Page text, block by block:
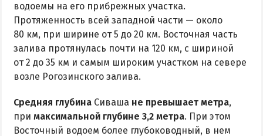
ПРОЕЗД
По Геническу и на косу
Такси по косе
Из Херсона
Из Запорожья
водоемы на его прибрежных участка.
Протяженность всей западной части — около
80 км, при ширине от 5 до 20 км. Восточная часть
залива протянулась почти на 120 км, с шириной
от 2 до 35 км и самым широким участком на севере
возле Рогозинского залива.
Средняя глубина Сиваша не превышает метра,
при максимальной глубине 3,2 метра. При этом
Восточный водоем более глубоководный, в нем